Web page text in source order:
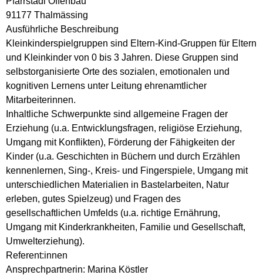
91177 Thalmässing
Ausführliche Beschreibung
Kleinkinderspielgruppen sind Eltern-Kind-Gruppen für Eltern
und Kleinkinder von 0 bis 3 Jahren. Diese Gruppen sind
selbstorganisierte Orte des sozialen, emotionalen und
kognitiven Lernens unter Leitung ehrenamtlicher
Mitarbeiterinnen.
Inhaltliche Schwerpunkte sind allgemeine Fragen der
Erziehung (u.a. Entwicklungsfragen, religiöse Erziehung,
Umgang mit Konflikten), Förderung der Fähigkeiten der
Kinder (u.a. Geschichten in Büchern und durch Erzählen
kennenlernen, Sing-, Kreis- und Fingerspiele, Umgang mit
unterschiedlichen Materialien in Bastelarbeiten, Natur
erleben, gutes Spielzeug) und Fragen des
gesellschaftlichen Umfelds (u.a. richtige Ernährung,
Umgang mit Kinderkrankheiten, Familie und Gesellschaft,
Umwelterziehung).
Referent:innen
Ansprechpartnerin: Marina Köstler